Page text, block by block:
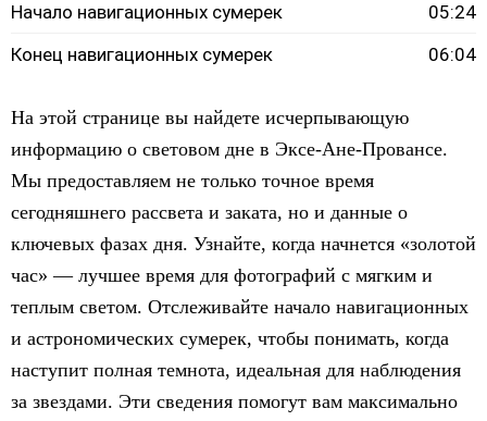
Начало навигационных сумерек
05:24
Конец навигационных сумерек
06:04
На этой странице вы найдете исчерпывающую
информацию о световом дне в Эксе-Ане-Провансе.
Мы предоставляем не только точное время
сегодняшнего рассвета и заката, но и данные о
ключевых фазах дня. Узнайте, когда начнется «золотой
час» — лучшее время для фотографий с мягким и
теплым светом. Отслеживайте начало навигационных
и астрономических сумерек, чтобы понимать, когда
наступит полная темнота, идеальная для наблюдения
за звездами. Эти сведения помогут вам максимально